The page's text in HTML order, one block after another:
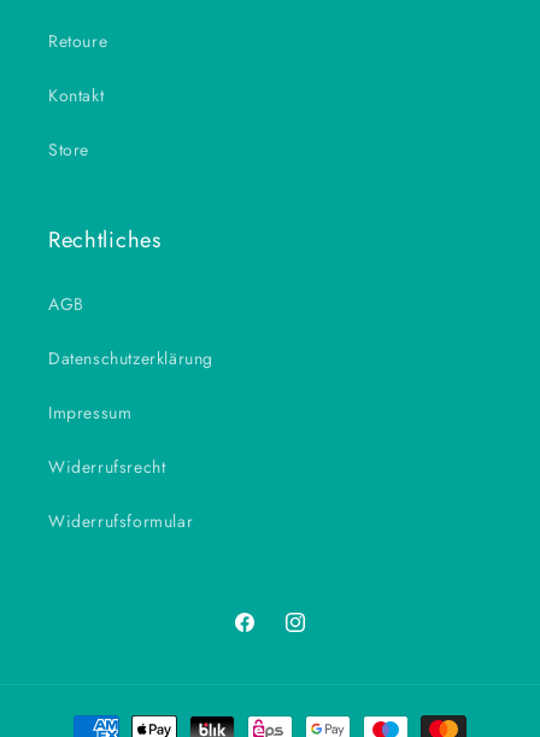
Retoure
Kontakt
Store
Rechtliches
AGB
Datenschutzerklärung
Impressum
Widerrufsrecht
Widerrufsformular
FacebookInstagram
Zahlungsmethoden